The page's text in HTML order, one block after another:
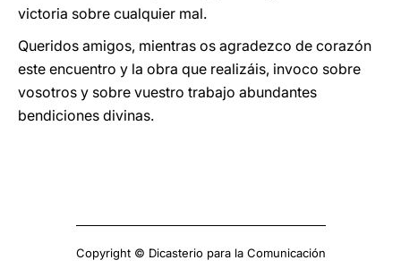
victoria sobre cualquier mal.
Queridos amigos, mientras os agradezco de corazón
este encuentro y la obra que realizáis, invoco sobre
vosotros y sobre vuestro trabajo abundantes
bendiciones divinas.
Copyright © Dicasterio para la Comunicación